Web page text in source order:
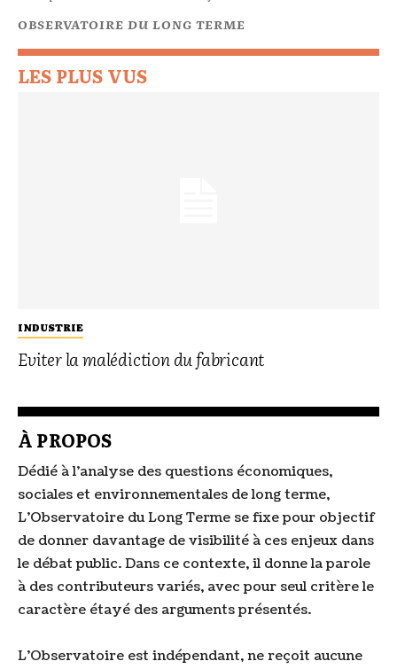
OBSERVATOIRE DU LONG TERME
LES PLUS VUS
INDUSTRIE
Eviter la malédiction du fabricant
À PROPOS
Dédié à l’analyse des questions économiques,
sociales et environnementales de long terme,
L’Observatoire du Long Terme se fixe pour objectif
de donner davantage de visibilité à ces enjeux dans
le débat public. Dans ce contexte, il donne la parole
à des contributeurs variés, avec pour seul critère le
caractère étayé des arguments présentés.
L’Observatoire est indépendant, ne reçoit aucune